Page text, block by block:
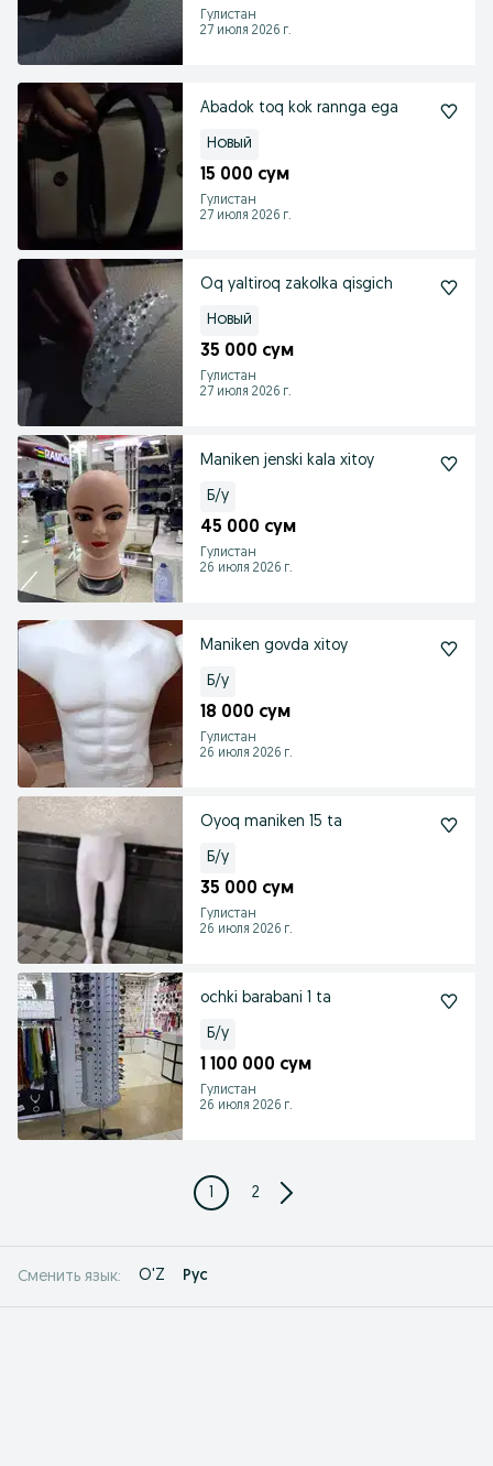
Гулистан
27 июля 2026 г.
Abadok toq kok rannga ega
Новый
15 000 сум
Гулистан
27 июля 2026 г.
Oq yaltiroq zakolka qisgich
Новый
35 000 сум
Гулистан
27 июля 2026 г.
Maniken jenski kala xitoy
Б/у
45 000 сум
Гулистан
26 июля 2026 г.
Maniken govda xitoy
Б/у
18 000 сум
Гулистан
26 июля 2026 г.
Oyoq maniken 15 ta
Б/у
35 000 сум
Гулистан
26 июля 2026 г.
ochki barabani 1 ta
Б/у
1 100 000 сум
Гулистан
26 июля 2026 г.
1 2
Сменить язык: O'Z Рус